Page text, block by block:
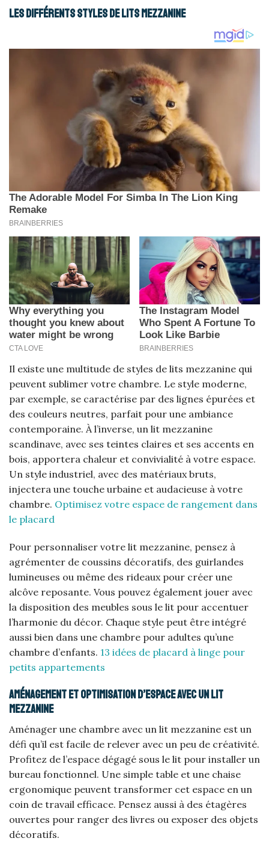
Les différents styles de lits mezzanine
Il existe une multitude de styles de lits mezzanine qui
peuvent sublimer votre chambre. Le style moderne,
par exemple, se caractérise par des lignes épurées et
des couleurs neutres, parfait pour une ambiance
contemporaine. À l’inverse, un lit mezzanine
scandinave, avec ses teintes claires et ses accents en
bois, apportera chaleur et convivialité à votre espace.
Un style industriel, avec des matériaux bruts,
injectera une touche urbaine et audacieuse à votre
chambre. Optimisez votre espace de rangement dans
le placard
Pour personnaliser votre lit mezzanine, pensez à
agrémenter de coussins décoratifs, des guirlandes
lumineuses ou même des rideaux pour créer une
alcôve reposante. Vous pouvez également jouer avec
la disposition des meubles sous le lit pour accentuer
l’harmonie du décor. Chaque style peut être intégré
aussi bien dans une chambre pour adultes qu’une
chambre d’enfants. 13 idées de placard à linge pour
petits appartements
Aménagement et optimisation d’espace avec un lit
mezzanine
Aménager une chambre avec un lit mezzanine est un
défi qu’il est facile de relever avec un peu de créativité.
Profitez de l’espace dégagé sous le lit pour installer un
bureau fonctionnel. Une simple table et une chaise
ergonomique peuvent transformer cet espace en un
coin de travail efficace. Pensez aussi à des étagères
ouvertes pour ranger des livres ou exposer des objets
décoratifs.